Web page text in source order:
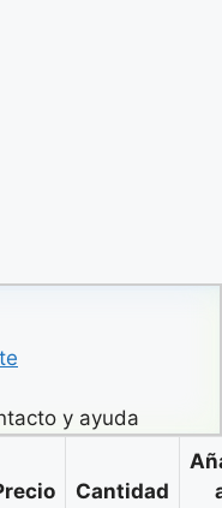
y ayuda
Cantidad